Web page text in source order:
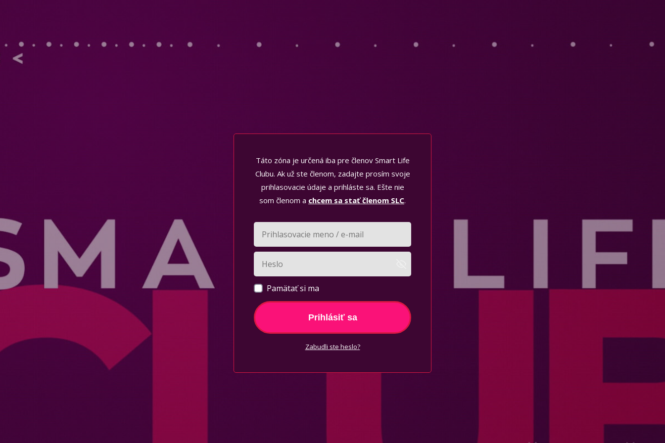
Táto zóna je určená iba pre členov Smart Life
Clubu. Ak už ste členom, zadajte prosím svoje
prihlasovacie údaje a prihláste sa. Ešte nie
som členom a chcem sa stať členom SLC.
Pamätať si ma
Prihlásiť sa
Zabudli ste heslo?